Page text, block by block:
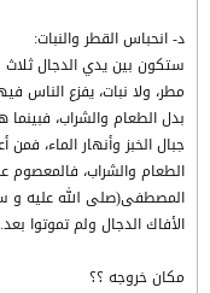
د- انحباس القطر والنبات:
ستكون بين يدي الدجال
مطر، ولا نبات، يفزع الناس
بدل الطعام والشراب،
جبال الخبز وأنهار الماء،
الطعام والشراب، فالمعصوم
المصطفى(صلى الله عليه و
الأفاك الدجال ولم تموتوا بعد.
مكان خروجه ؟؟